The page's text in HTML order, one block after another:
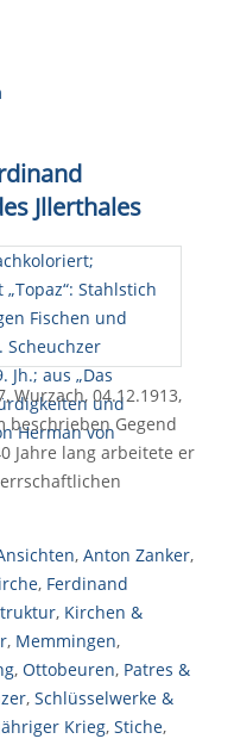
Jllerthales
Wurzach, 04.12.1913,
beschrieben Gegend
Jahre lang arbeitete er
, Anton Zanker,
, Ferdinand
, Kirchen &
, Memmingen,
, Ottobeuren, Patres &
, Schlüsselwerke &
Krieg, Stiche,